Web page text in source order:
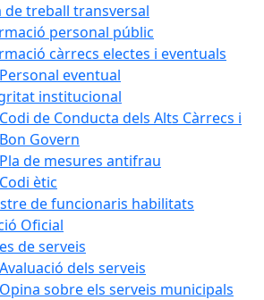
de treball transversal
personal públic
càrrecs electes i eventuals
Personal eventual
institucional
Codi de Conducta dels Alts Càrrecs i
Bon Govern
Pla de mesures antifrau
Codi ètic
de funcionaris habilitats
Oficial
de serveis
Avaluació dels serveis
Opina sobre els serveis municipals